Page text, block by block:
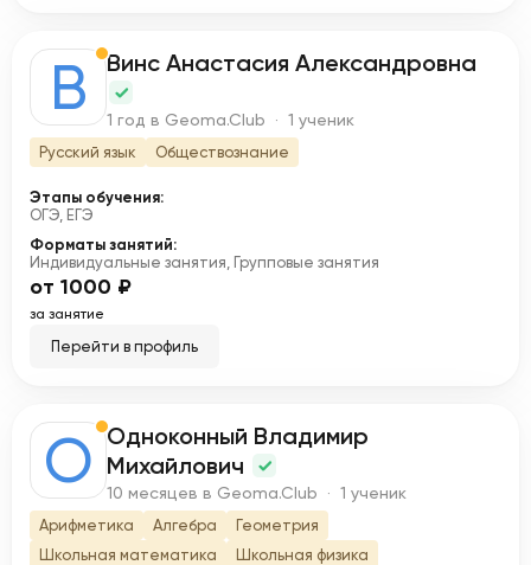
В Винс Анастасия Александровна
1 год в Geoma.Club · 1 ученик
Русский язык Обществознание
Этапы обучения:
ОГЭ, ЕГЭ
Форматы занятий:
Индивидуальные занятия, Групповые занятия
от 1000 ₽
за занятие
Перейти в профиль
О Одноконный Владимир
Михайлович
10 месяцев в Geoma.Club · 1 ученик
Арифметика Алгебра
Геометрия
Школьная математика
Школьная физика